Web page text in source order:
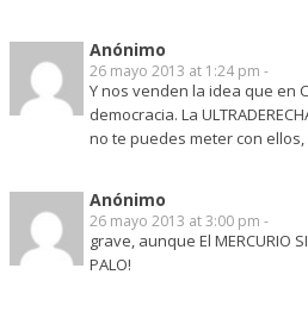
Anónimo
26 mayo 2013 at 1:24 pm -
Y nos venden la idea que en
democracia. La
no te puedes meter con ellos,
Anónimo
26 mayo 2013 at 3:00 pm -
grave, aunque El MERCURIO
PALO!